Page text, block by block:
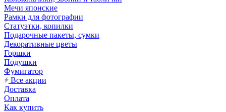
Мечи японские
Рамки для фотографии
Статуэтки, копилки
Подарочные пакеты, сумки
Декоративные цветы
Горшки
Подушки
Фумигатор
Все акции
Доставка
Оплата
Как купить